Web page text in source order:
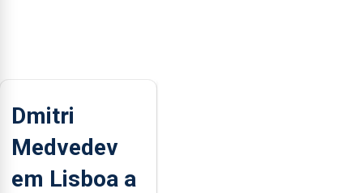
Dmitri
Medvedev
em Lisboa a